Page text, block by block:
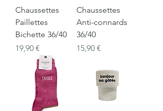
Chaussettes
Paillettes
Bichette 36/40
Prix
19,90 €
Chaussettes
Anti-connards
36/40
Prix
15,90 €